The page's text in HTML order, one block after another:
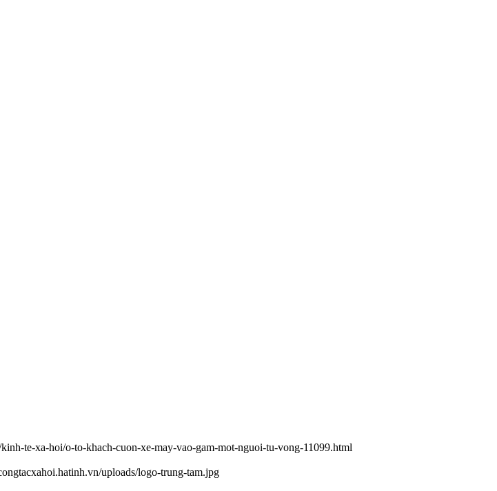
te-xa-hoi/o-to-khach-cuon-xe-may-vao-gam-mot-nguoi-tu-vong-11099.html
uploads/logo-trung-tam.jpg